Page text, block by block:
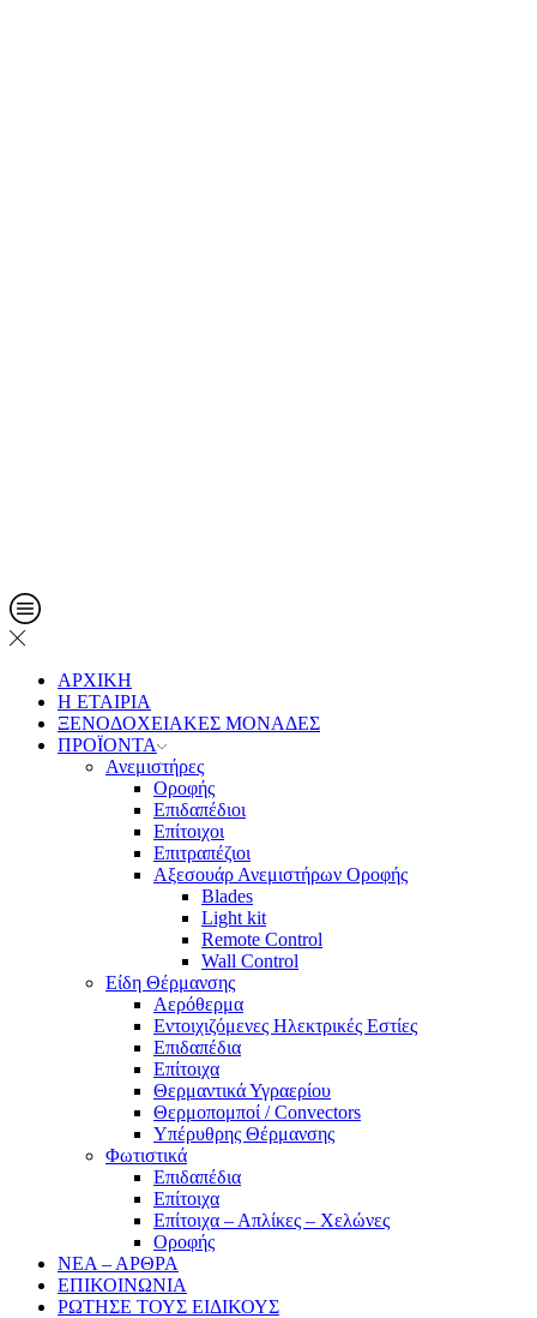
ΑΡΧΙΚΗ
Η ΕΤΑΙΡΙΑ
ΞΕΝΟΔΟΧΕΙΑΚΕΣ ΜΟΝΑΔΕΣ
ΠΡΟΪΟΝΤΑ
Ανεμιστήρες
Οροφής
Επιδαπέδιοι
Επίτοιχοι
Επιτραπέζιοι
Αξεσουάρ Ανεμιστήρων Οροφής
Blades
Light kit
Remote Control
Wall Control
Είδη Θέρμανσης
Αερόθερμα
Εντοιχιζόμενες Ηλεκτρικές Εστίες
Επιδαπέδια
Επίτοιχα
Θερμαντικά Υγραερίου
Θερμοπομποί / Convectors
Υπέρυθρης Θέρμανσης
Φωτιστικά
Επιδαπέδια
Επίτοιχα
Επίτοιχα – Απλίκες – Χελώνες
Οροφής
ΝΕΑ – ΑΡΘΡΑ
ΕΠΙΚΟΙΝΩΝΙΑ
ΡΩΤΗΣΕ ΤΟΥΣ ΕΙΔΙΚΟΥΣ